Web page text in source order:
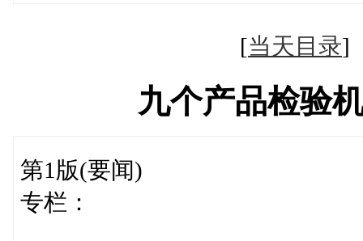
[当天目录
九个产品检验
第1版(要闻)
专栏：